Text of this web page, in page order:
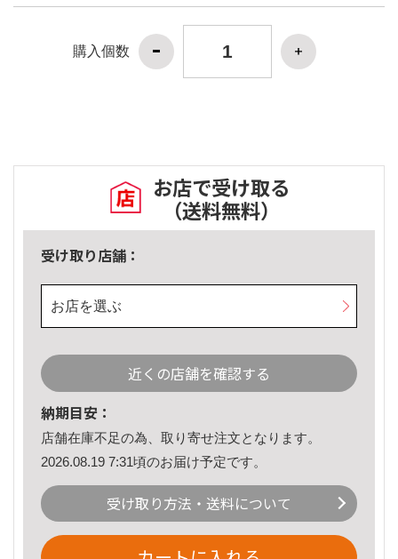
購入個数
お店で受け取る
（送料無料）
受け取り店舗：
お店を選ぶ
近くの店舗を確認する
納期目安：
店舗在庫不足の為、取り寄せ注文となります。
2026.08.19 7:31頃のお届け予定です。
受け取り方法・送料について